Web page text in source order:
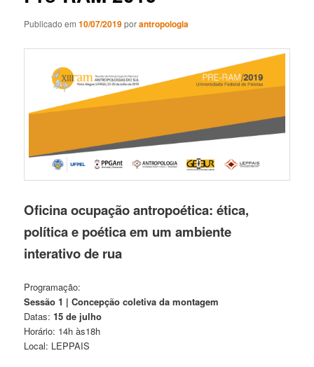
Publicado em10/07/2019porantropologia
Oficina ocupação antropoética: ética,
política e poética em um ambiente
interativo de rua
Programação:
Sessão 1 | Concepção coletiva da montagem
Datas:15 de julho
Horário: 14h às18h
Local: LEPPAIS